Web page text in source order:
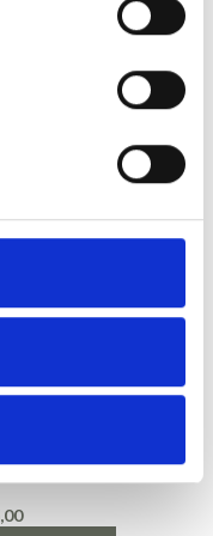
i økologisk
Shorts og Leggings